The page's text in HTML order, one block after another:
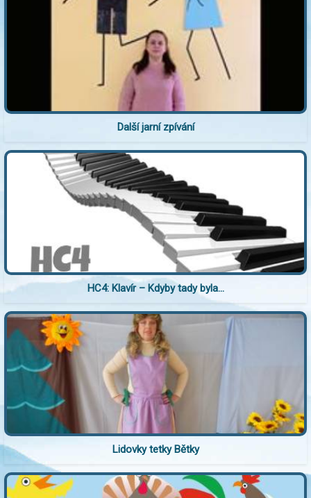
Další jarní zpívání
HC4: Klavír – Kdyby tady byla...
Lidovky tetky Bětky